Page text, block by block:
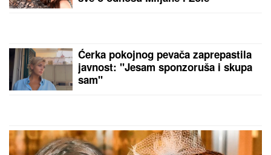
rampe Apelacionog suda: "Ozbiljno
ugrožava živote i dobrobit ljudi..."